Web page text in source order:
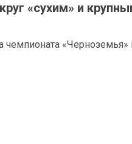
«сухим» и
чемпионата